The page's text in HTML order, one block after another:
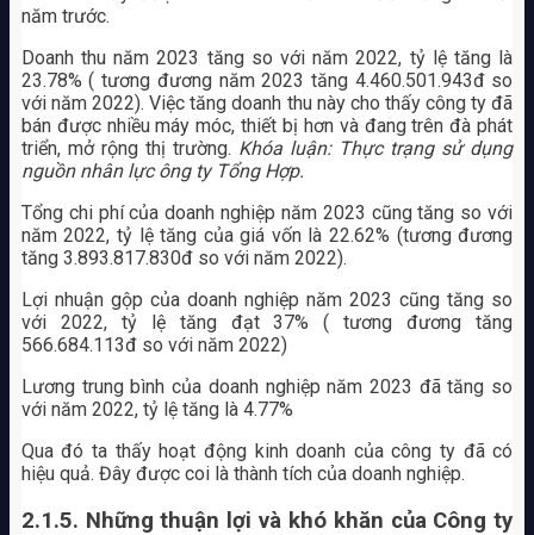
năm trước.
Doanh thu năm 2023 tăng so với năm 2022, tỷ lệ tăng là
23.78% ( tương đương năm 2023 tăng 4.460.501.943đ so
với năm 2022). Việc tăng doanh thu này cho thấy công ty đã
bán được nhiều máy móc, thiết bị hơn và đang trên đà phát
triển, mở rộng thị trường. Khóa luận: Thực trạng sử dụng
nguồn nhân lực ông ty Tổng Hợp.
Tổng chi phí của doanh nghiệp năm 2023 cũng tăng so với
năm 2022, tỷ lệ tăng của giá vốn là 22.62% (tương đương
tăng 3.893.817.830đ so với năm 2022).
Lợi nhuận gộp của doanh nghiệp năm 2023 cũng tăng so
với 2022, tỷ lệ tăng đạt 37% ( tương đương tăng
566.684.113đ so với năm 2022)
Lương trung bình của doanh nghiệp năm 2023 đã tăng so
với năm 2022, tỷ lệ tăng là 4.77%
Qua đó ta thấy hoạt động kinh doanh của công ty đã có
hiệu quả. Đây được coi là thành tích của doanh nghiệp.
2.1.5. Những thuận lợi và khó khăn của Công ty